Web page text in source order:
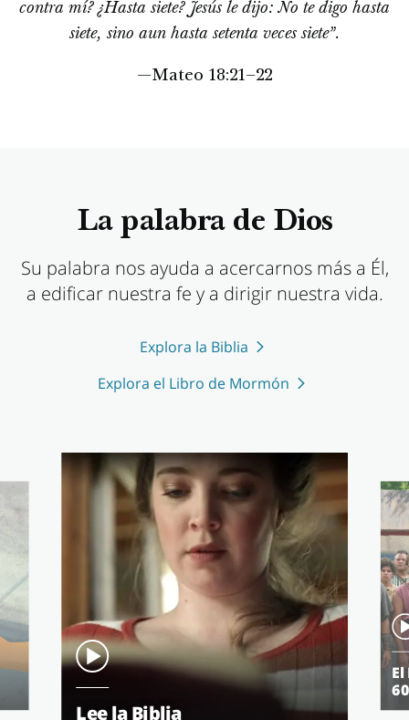
contra mí? ¿Hasta siete? Jesús le dijo: No te digo hasta
siete, sino aun hasta setenta veces siete”.
—Mateo 18:21–22
La palabra de Dios
Su palabra nos ayuda a acercarnos más a Él,
a edificar nuestra fe y a dirigir nuestra vida.
Explora la Biblia
Explora el Libro de Mormón
Lee la Biblia